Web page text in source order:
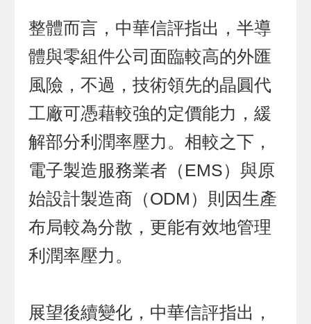
整體而言，中華信評指出，半導
體與零組件公司面臨較高的外匯
風險，不過，技術領先的晶圓代
工廠可憑藉較強的定價能力，緩
解部分利潤率壓力。相較之下，
電子製造服務業者（EMS）與原
始設計製造商（ODM）則因生產
布局較為分散，更能有效地管理
利潤率壓力。
展望後續變化，中華信評指出，